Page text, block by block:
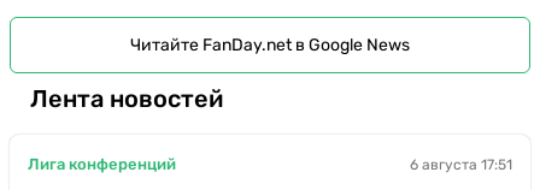
Читайте FanDay.net в Google News
Лента новостей
Лига конференций 6 августа 17:51